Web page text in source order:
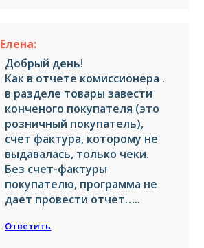
Елена:
Добрый день!
Как в отчете комиссионера .
в разделе товары завести
конченого покупателя (это
розничный покупатель),
счет фактура, которому не
выдавалась, только чеки.
Без счет-фактуры
покупателю, программа не
дает провести отчет…..
Ответить